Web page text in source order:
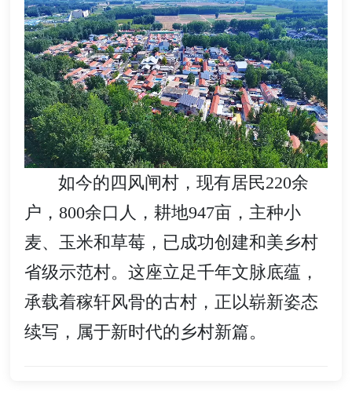
如今的四风闸村，现有居民220余
户，800余口人，耕地947亩，主种小
麦、玉米和草莓，已成功创建和美乡村
省级示范村。这座立足千年文脉底蕴，
承载着稼轩风骨的古村，正以崭新姿态
续写，属于新时代的乡村新篇。